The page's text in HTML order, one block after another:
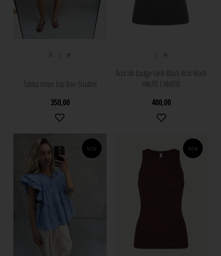
XS S M
Tabita stripe top Boii Studios
350,00
S M
Acid rib badge tank Black Acid Wash
HAUTE L'AMITIÈ
400,00
NEW NEW